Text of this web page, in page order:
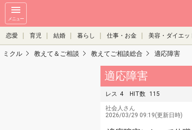
メニュー
恋愛 育児 結婚 暮らし 仕事・お金 美容・ダイエッ
ミクル 教えて＆ご相談 教えてご相談総合 適応障害
適応障害
レス 4 HIT数 115
社会人さん
2026/03/29 09:19(更新日時)